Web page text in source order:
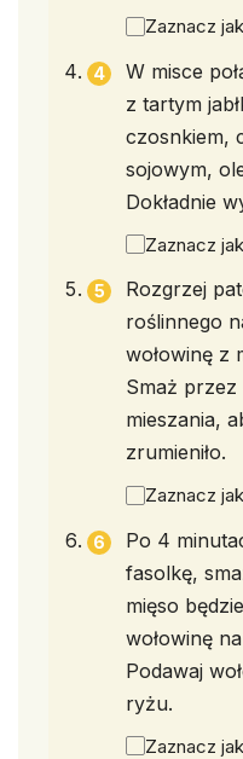
Zaznacz
W misce
z tartym
czosnkiem,
sojowym,
Dokładnie
Zaznacz
Rozgrzej
roślinnego
wołowinę z
Smaż
mieszania,
zrumieniło.
Zaznacz
Po 4
fasolkę,
mięso
wołowinę
Podawaj
ryżu.
Zaznacz